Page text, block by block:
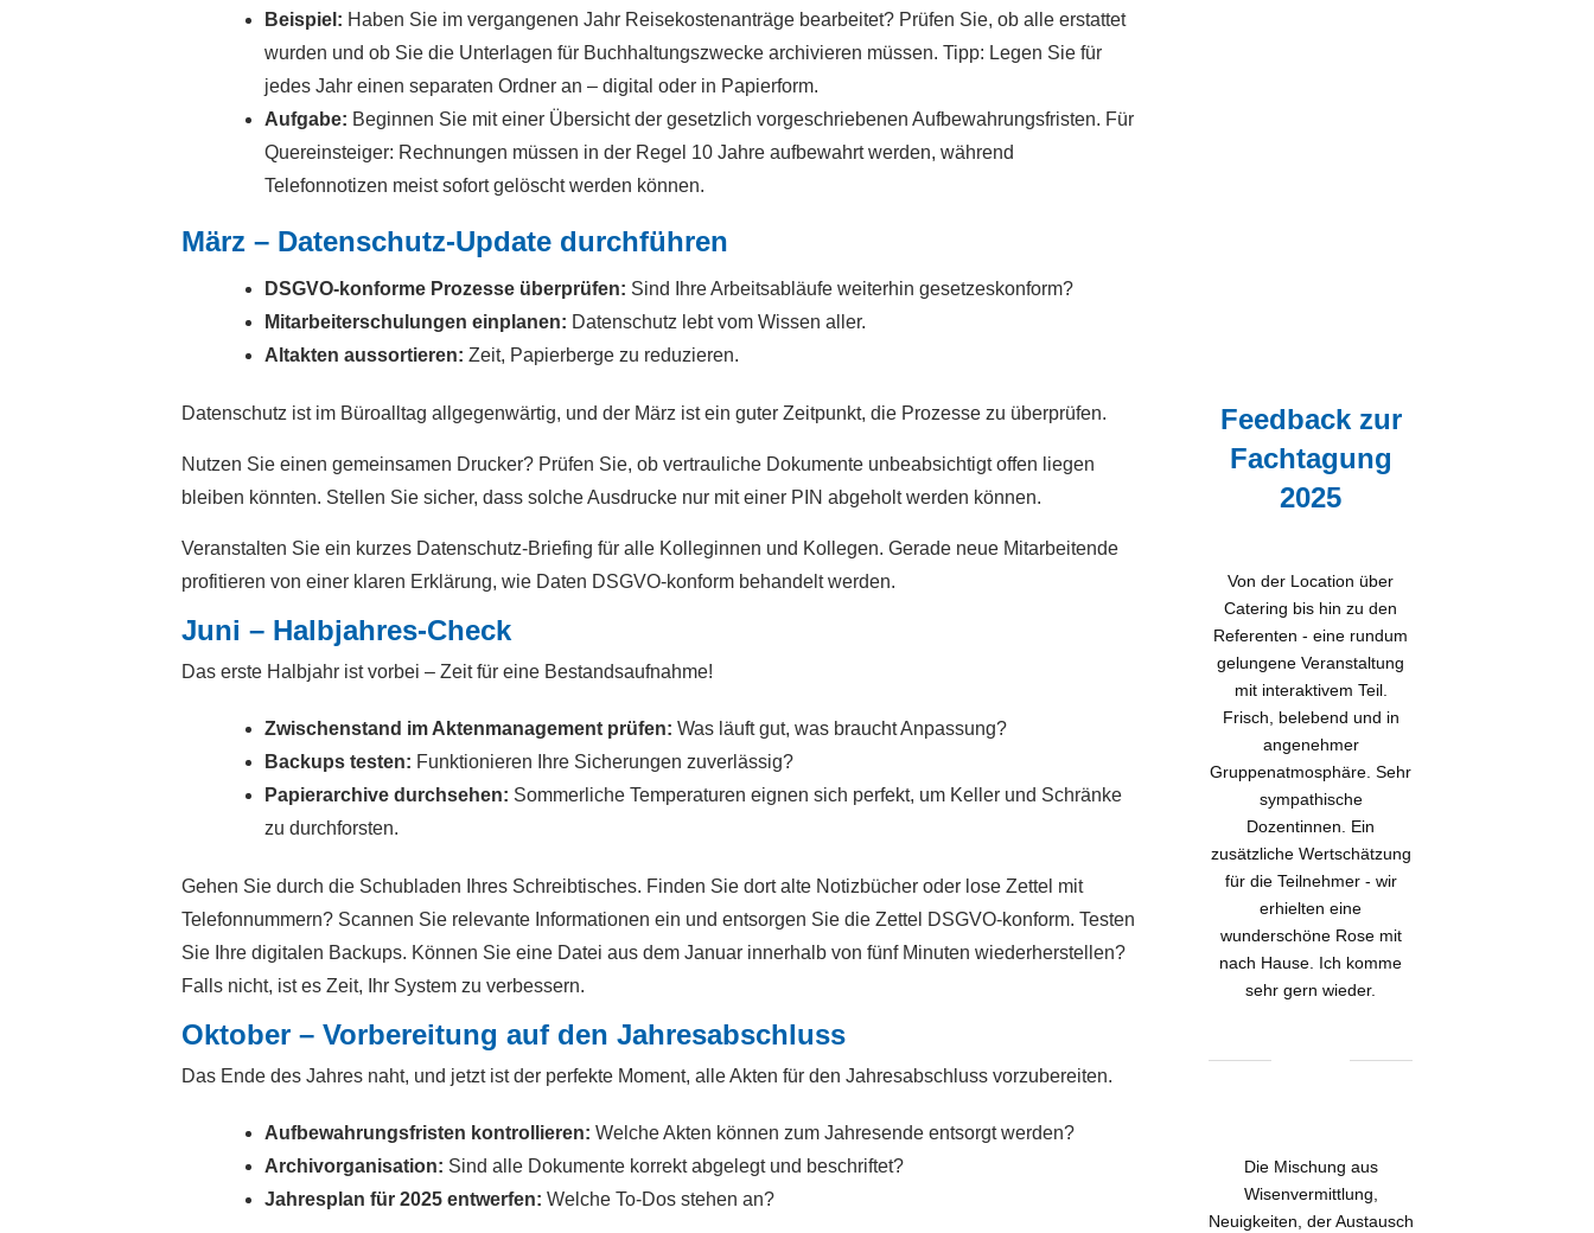
Beispiel: Haben Sie im vergangenen Jahr Reisekostenanträge bearbeitet? Prüfen Sie, ob alle erstattet
wurden und ob Sie die Unterlagen für Buchhaltungszwecke archivieren müssen. Tipp: Legen Sie für
jedes Jahr einen separaten Ordner an – digital oder in Papierform.
Aufgabe: Beginnen Sie mit einer Übersicht der gesetzlich vorgeschriebenen Aufbewahrungsfristen. Für
Quereinsteiger: Rechnungen müssen in der Regel 10 Jahre aufbewahrt werden, während
Telefonnotizen meist sofort gelöscht werden können.
März – Datenschutz-Update durchführen
DSGVO-konforme Prozesse überprüfen: Sind Ihre Arbeitsabläufe weiterhin gesetzeskonform?
Mitarbeiterschulungen einplanen: Datenschutz lebt vom Wissen aller.
Altakten aussortieren: Zeit, Papierberge zu reduzieren.
Datenschutz ist im Büroalltag allgegenwärtig, und der März ist ein guter Zeitpunkt, die Prozesse zu überprüfen.
Nutzen Sie einen gemeinsamen Drucker? Prüfen Sie, ob vertrauliche Dokumente unbeabsichtigt offen liegen
bleiben könnten. Stellen Sie sicher, dass solche Ausdrucke nur mit einer PIN abgeholt werden können.
Veranstalten Sie ein kurzes Datenschutz-Briefing für alle Kolleginnen und Kollegen. Gerade neue Mitarbeitende
profitieren von einer klaren Erklärung, wie Daten DSGVO-konform behandelt werden.
Juni – Halbjahres-Check
Das erste Halbjahr ist vorbei – Zeit für eine Bestandsaufnahme!
Zwischenstand im Aktenmanagement prüfen: Was läuft gut, was braucht Anpassung?
Backups testen: Funktionieren Ihre Sicherungen zuverlässig?
Papierarchive durchsehen: Sommerliche Temperaturen eignen sich perfekt, um Keller und Schränke
zu durchforsten.
Gehen Sie durch die Schubladen Ihres Schreibtisches. Finden Sie dort alte Notizbücher oder lose Zettel mit
Telefonnummern? Scannen Sie relevante Informationen ein und entsorgen Sie die Zettel DSGVO-konform. Testen
Sie Ihre digitalen Backups. Können Sie eine Datei aus dem Januar innerhalb von fünf Minuten wiederherstellen?
Falls nicht, ist es Zeit, Ihr System zu verbessern.
Oktober – Vorbereitung auf den Jahresabschluss
Das Ende des Jahres naht, und jetzt ist der perfekte Moment, alle Akten für den Jahresabschluss vorzubereiten.
Aufbewahrungsfristen kontrollieren: Welche Akten können zum Jahresende entsorgt werden?
Archivorganisation: Sind alle Dokumente korrekt abgelegt und beschriftet?
Jahresplan für 2025 entwerfen: Welche To-Dos stehen an?
Feedback zur
Fachtagung
2025
Von der Location über
Catering bis hin zu den
Referenten - eine rundum
gelungene Veranstaltung
mit interaktivem Teil.
Frisch, belebend und in
angenehmer
Gruppenatmosphäre. Sehr
sympathische
Dozentinnen. Ein
zusätzliche Wertschätzung
für die Teilnehmer - wir
erhielten eine
wunderschöne Rose mit
nach Hause. Ich komme
sehr gern wieder.
Die Mischung aus
Wisenvermittlung,
Neuigkeiten, der Austausch